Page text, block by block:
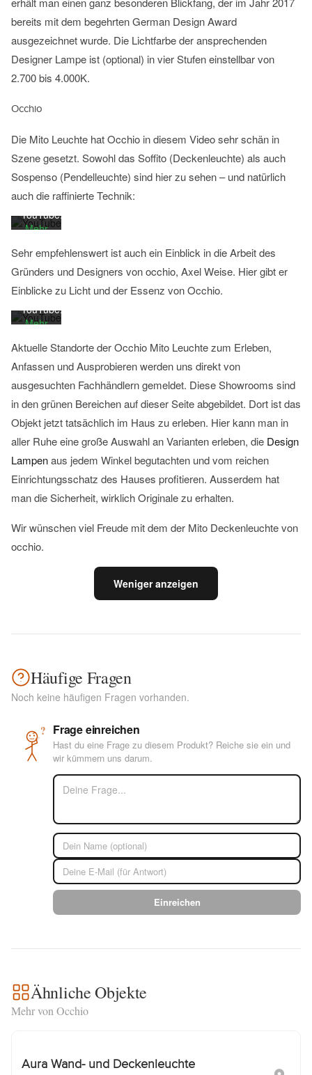
bereits mit dem begehrten German Design Award
ausgezeichnet wurde. Die Lichtfarbe der ansprechenden
Designer Lampe ist (optional) in vier Stufen einstellbar von
2.700 bis 4.000K.
Occhio
Die Mito Leuchte hat Occhio in diesem Video sehr schän in
Szene gesetzt. Sowohl das Soffito (Deckenleuchte) als auch
Sospenso (Pendelleuchte) sind hier zu sehen – und natürlich
auch die raffinierte Technik:
dem
Laden
Videos
akzeptieren
Sie die
Datenschutzerklärung
von
YouTube.
Mehr
Video
laden
immer
Sehr empfehlenswert ist auch ein Einblick in die Arbeit des
Gründers und Designers von occhio, Axel Weise. Hier gibt er
Einblicke zu Licht und der Essenz von Occhio.
Mit
dem
des
akzeptieren
Sie die
Datenschutzerklärung
von
YouTube.
Mehr
Video
laden
YouTube
immer
Aktuelle Standorte der Occhio Mito Leuchte zum Erleben,
Anfassen und Ausprobieren werden uns direkt von
ausgesuchten Fachhändlern gemeldet. Diese Showrooms sind
in den grünen Bereichen auf dieser Seite abgebildet. Dort ist das
Objekt jetzt tatsächlich im Haus zu erleben. Hier kann man in
aller Ruhe eine große Auswahl an Varianten erleben, die Design
Lampenaus jedem Winkel begutachten und vom reichen
Einrichtungsschatz des Hauses profitieren. Ausserdem hat
man die Sicherheit, wirklich Originale zu erhalten.
Wir wünschen viel Freude mit dem der Mito Deckenleuchte von
occhio.
Weniger anzeigen
Häufige Fragen
Noch keine häufigen Fragen vorhanden.
? Frage einreichen
Hast du eine Frage zu diesem Produkt? Reiche sie ein und
wir kümmern uns darum.
Einreichen
Ähnliche Objekte
Mehr von Occhio
Aura Wand- und Deckenleuchte